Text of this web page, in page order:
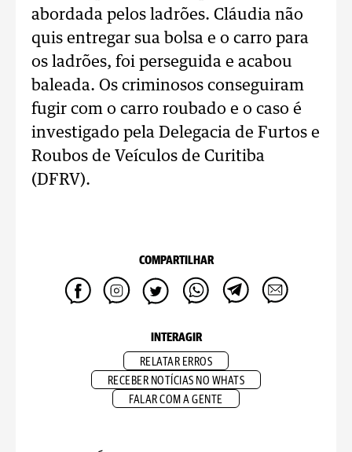
abordada pelos ladrões. Cláudia não
quis entregar sua bolsa e o carro para
os ladrões, foi perseguida e acabou
baleada. Os criminosos conseguiram
fugir com o carro roubado e o caso é
investigado pela Delegacia de Furtos e
Roubos de Veículos de Curitiba
(DFRV).
COMPARTILHAR
INTERAGIR
RELATAR ERROS
RECEBER NOTÍCIAS NO WHATS
FALAR COM A GENTE